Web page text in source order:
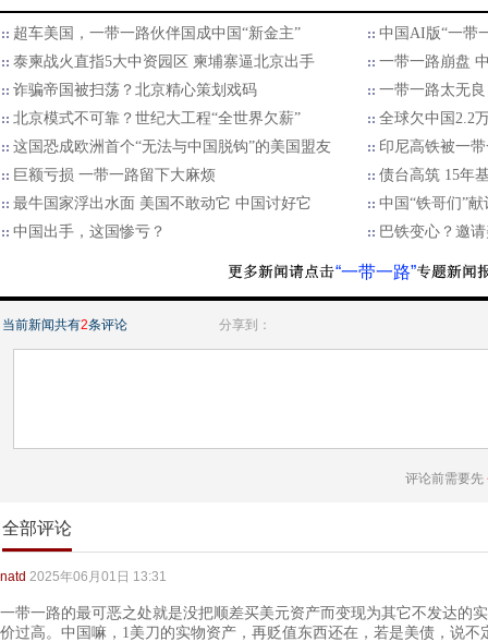
超车美国，一带一路伙伴国成中国“新金主”
中国AI版“一带
泰柬战火直指5大中资园区 柬埔寨逼北京出手
一带一路崩盘
诈骗帝国被扫荡？北京精心策划戏码
一带一路太无
北京模式不可靠？世纪大工程“全世界欠薪”
全球欠中国2.2
这国恐成欧洲首个“无法与中国脱钩”的美国盟友
印尼高铁被一
巨额亏损 一带一路留下大麻烦
债台高筑 15年
最牛国家浮出水面 美国不敢动它 中国讨好它
中国“铁哥们”
中国出手，这国惨亏？
巴铁变心？邀
“一带一路”
当前新闻共有2条评论 分享到：
评论前需要先
全部评论
natd 2025年06月01日 13:31
一带一路的最可恶之处就是没把顺差买美元资产而变现为其它不发达的
价过高。中国嘛，1美刀的实物资产，再贬值东西还在，若是美债，说不